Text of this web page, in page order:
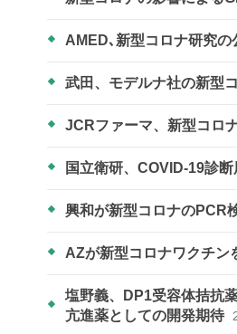
AMED､新型コロナ研究
武田、モデルナ社の新型
JCRファーマ、新型コロ
国立衛研、COVID-19診
興和が新型コロナのPCR
AZが新型コロナワクチ
塩野義、DP1受容体拮抗
亢進薬としての開発期待